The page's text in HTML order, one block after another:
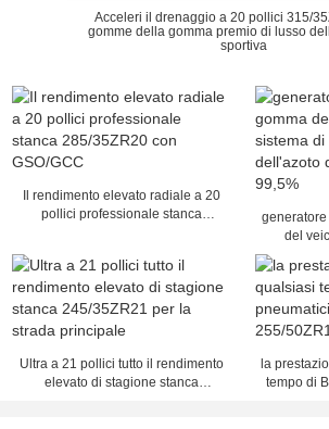
Acceleri il drenaggio a 20 pollici 315/
gomme della gomma premio di lusso
sportiva
Il rendimento elevato radiale a 20
pollici professionale stanca
del
Ultra a 21 pollici tutto il rendimento
elevato di stagione stanca
la
tempo di